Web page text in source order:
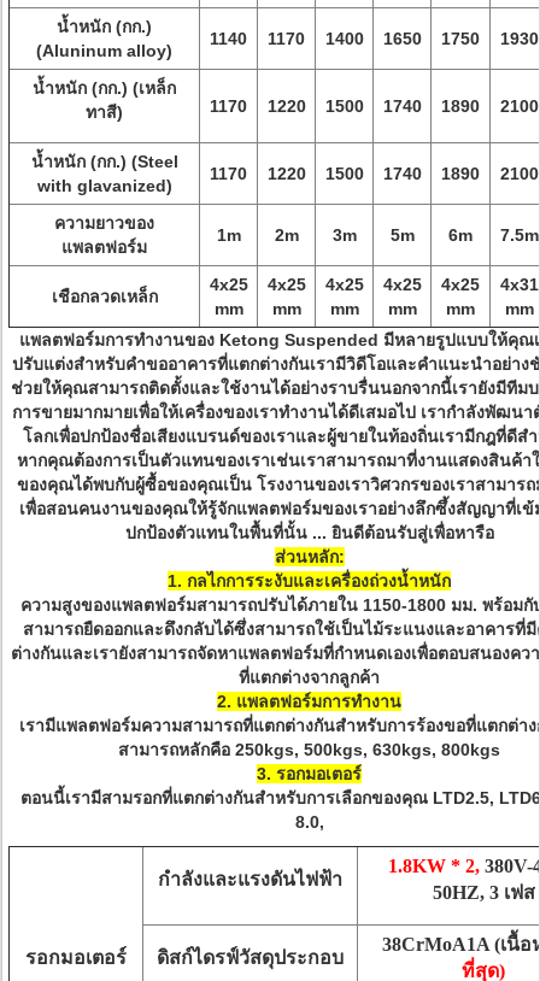
น้ำหนัก (กก.)
(Aluninum alloy)
1140 1170 1400 1650 1750 1930
น้ำหนัก (กก.) (เหล็ก
ทาสี)
1170 1220 1500 1740 1890 2100
น้ำหนัก (กก.) (Steel
with glavanized)
1170 1220 1500 1740 1890 2100
ความยาวของ
แพลตฟอร์ม
1m 2m 3m 5m 6m 7.5m
เชือกลวดเหล็ก
4x25
mm
4x25
mm
4x25
mm
4x25
mm
4x25
mm
4x31
mm
แพลตฟอร์มการทำงานของ Ketong Suspended มีหลายรูปแบบให้คุณ
ปรับแต่งสำหรับคำขออาคารที่แตกต่างกันเรามีวิดีโอและคำแนะนำอย่าง
ช่วยให้คุณสามารถติดตั้งและใช้งานได้อย่างราบรื่นนอกจากนี้เรายังมีทีม
การขายมากมายเพื่อให้เครื่องของเราทำงานได้ดีเสมอไป เรากำลังพัฒน
โลกเพื่อปกป้องชื่อเสียงแบรนด์ของเราและผู้ขายในท้องถิ่นเรามีกฎที่ดีส
หากคุณต้องการเป็นตัวแทนของเราเช่นเราสามารถมาที่งานแสดงสินค้า
ของคุณได้พบกับผู้ซื้อของคุณเป็น โรงงานของเราวิศวกรของเราสามาร
เพื่อสอนคนงานของคุณให้รู้จักแพลตฟอร์มของเราอย่างลึกซึ้งสัญญาที่เข้
ปกป้องตัวแทนในพื้นที่นั้น ... ยินดีต้อนรับสู่เพื่อหารือ
ส่วนหลัก:
1. กลไกการระงับและเครื่องถ่วงน้ำหนัก
ความสูงของแพลตฟอร์มสามารถปรับได้ภายใน 1150-1800 มม. พร้อม
สามารถยืดออกและดึงกลับได้ซึ่งสามารถใช้เป็นไม้ระแนงและอาคารที่
ต่างกันและเรายังสามารถจัดหาแพลตฟอร์มที่กำหนดเองเพื่อตอบสนองคว
ที่แตกต่างจากลูกค้า
2. แพลตฟอร์มการทำงาน
เรามีแพลตฟอร์มความสามารถที่แตกต่างกันสำหรับการร้องขอที่แตกต่า
สามารถหลักคือ 250kgs, 500kgs, 630kgs, 800kgs
3. รอกมอเตอร์
ตอนนี้เรามีสามรอกที่แตกต่างกันสำหรับการเลือกของคุณ LTD2.5,
8.0,
รอกมอเตอร์
กำลังและแรงดันไฟฟ้า
1.8KW * 2, 380V-
50HZ, 3 เฟส
ดิสก์ไดรฟ์วัสดุประกอบ
38CrMoA1A (เนื้
ที่สุด)